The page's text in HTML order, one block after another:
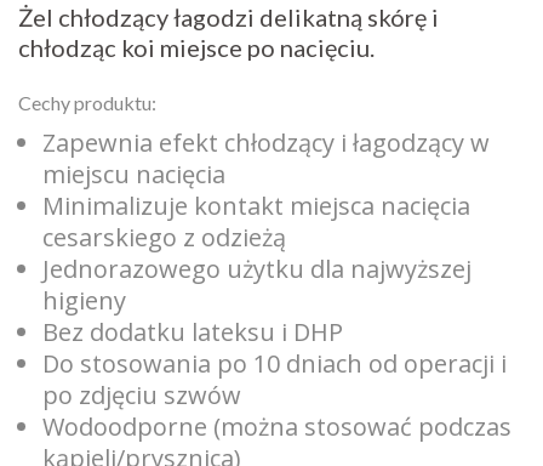
Żel chłodzący łagodzi delikatną skórę i
chłodząc koi miejsce po nacięciu.
Cechy produktu:
Zapewnia efekt chłodzący i łagodzący w
miejscu nacięcia
Minimalizuje kontakt miejsca nacięcia
cesarskiego z odzieżą
Jednorazowego użytku dla najwyższej
higieny
Bez dodatku lateksu i DHP
Do stosowania po 10 dniach od operacji i
po zdjęciu szwów
Wodoodporne (można stosować podczas
kąpieli/prysznica)